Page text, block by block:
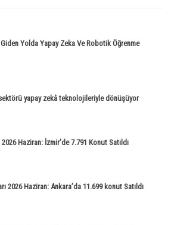
Yolda Yapay Zeka Ve Robotik Öğrenme
yapay zekâ teknolojileriyle dönüşüyor
Haziran: İzmir’de 7.791 Konut Satıldı
2026 Haziran: Ankara’da 11.699 konut Satıldı